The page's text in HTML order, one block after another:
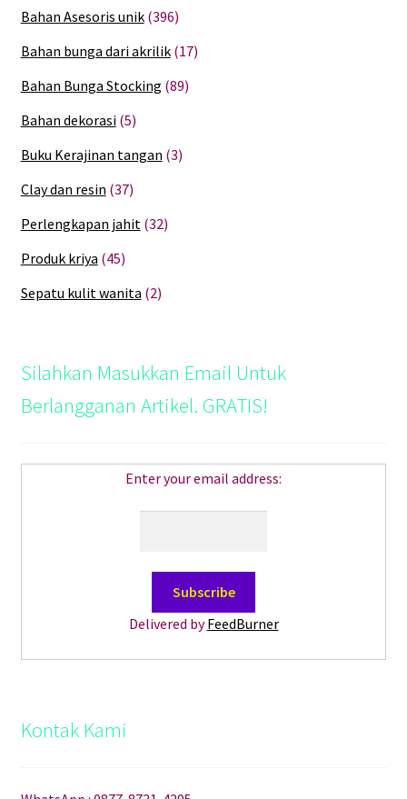
Bahan Asesoris unik (396)
Bahan bunga dari akrilik (17)
Bahan Bunga Stocking (89)
Bahan dekorasi (5)
Buku Kerajinan tangan (3)
Clay dan resin (37)
Perlengkapan jahit (32)
Produk kriya (45)
Sepatu kulit wanita (2)
Silahkan Masukkan Email Untuk
Berlangganan Artikel. GRATIS!
Enter your email address:
Delivered byFeedBurner
Kontak Kami